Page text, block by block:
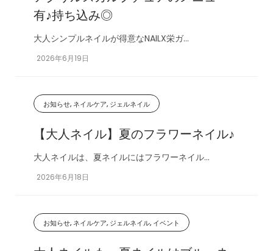
有♪持ち込み◎
大人シンプルネイルが得意なNAILX栄ガ...
2026年6月19日
お知らせ, ネイルケア, ジェルネイル
【大人ネイル】夏のフラワーネイル♪
大人ネイルは、夏ネイルにはフラワーネイル...
2026年6月18日
お知らせ, ネイルケア, ジェルネイル, イベント